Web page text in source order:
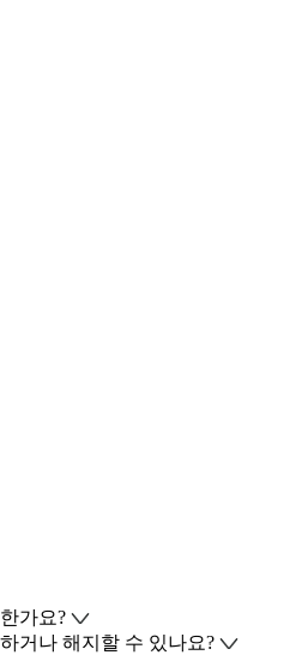
가요?
거나 해지할 수 있나요?